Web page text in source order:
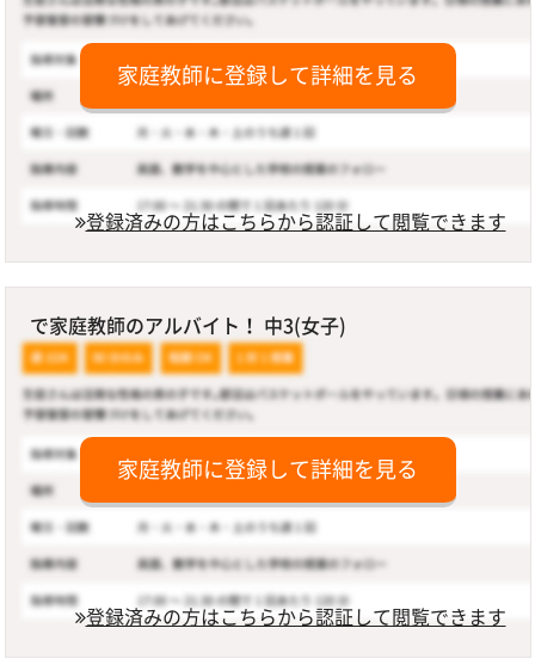
家庭教師に登録して詳細を見る
登録済みの方はこちらから認証して閲覧できます
で家庭教師のアルバイト！ 中3(女子)
家庭教師に登録して詳細を見る
登録済みの方はこちらから認証して閲覧できます